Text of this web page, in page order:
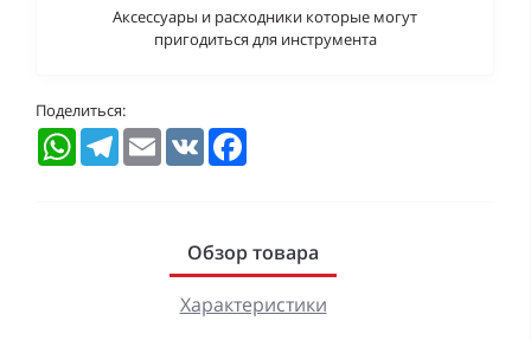
Аксессуары и расходники которые могут
пригодиться для инструмента
Поделиться:
WhatsAppTelegramEmail VK
Обзор товара
Характеристики